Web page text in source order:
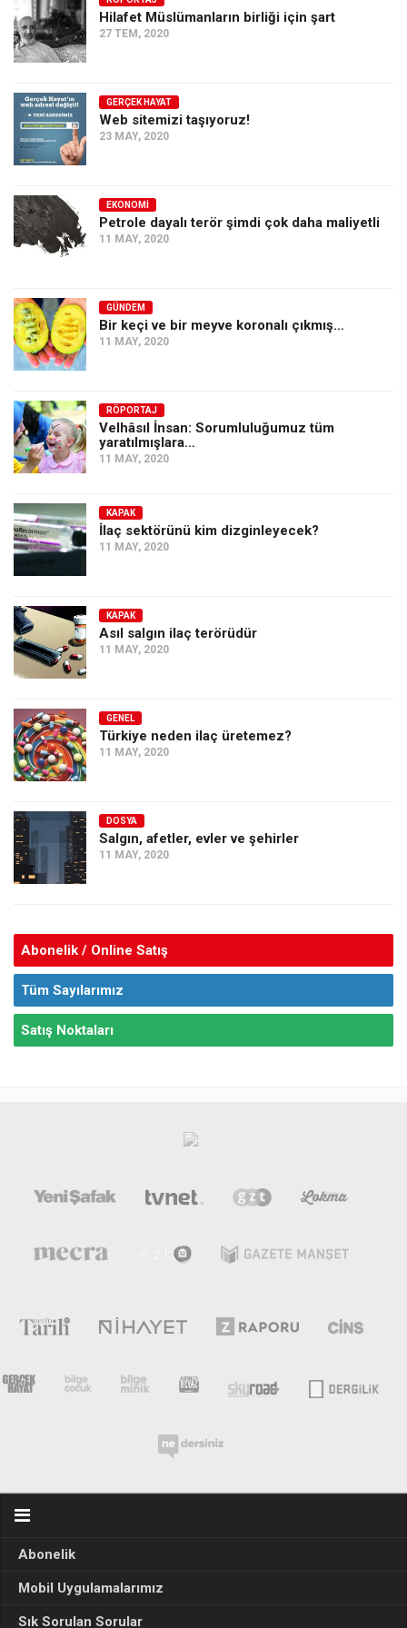
Ekonomi
Spor
Sağlık
Gıda-Beslenme
Türkiye
Siyaset
Dünya
Asya
Amerika
Avustralya
Tarih
Düşünce
Dosyalar
Hilafet Müslümanların birliği için şart
27 TEM, 2020
GERÇEK HAYAT
Web sitemizi taşıyoruz!
23 MAY, 2020
EKONOMI
Petrole dayalı terör şimdi çok daha maliyetli
11 MAY, 2020
GÜNDEM
Bir keçi ve bir meyve koronalı çıkmış…
11 MAY, 2020
RÖPORTAJ
Velhâsıl İnsan: Sorumluluğumuz tüm
yaratılmışlara…
11 MAY, 2020
KAPAK
İlaç sektörünü kim dizginleyecek?
11 MAY, 2020
KAPAK
Asıl salgın ilaç terörüdür
11 MAY, 2020
GENEL
Türkiye neden ilaç üretemez?
11 MAY, 2020
DOSYA
Salgın, afetler, evler ve şehirler
11 MAY, 2020
Abonelik / Online Satış
Tüm Sayılarımız
Satış Noktaları
Abonelik
Mobil Uygulamalarımız
Sık Sorulan Sorular